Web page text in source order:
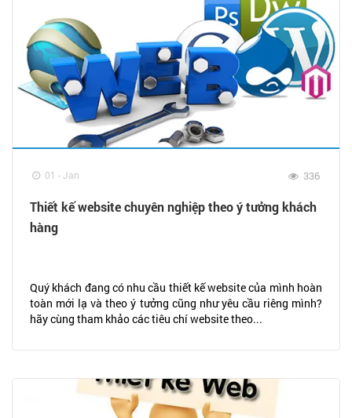
01 - Jan 336
Thiết kế website chuyên nghiệp theo ý tưởng khách
hàng
Quý khách đang có nhu cầu thiết kế website của mình hoàn
toàn mới lạ và theo ý tưởng cũng như yêu cầu riêng mình?
hãy cùng tham khảo các tiêu chí website theo...